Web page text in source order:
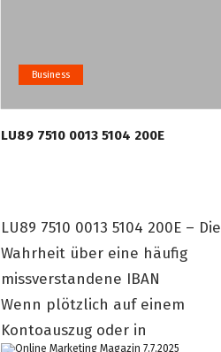
Business
LU89 7510 0013 5104 200E
LU89 7510 0013 5104 200E – Die
Wahrheit über eine häufig
missverstandene IBAN
Wenn plötzlich auf einem
Kontoauszug oder in
7.7.2025